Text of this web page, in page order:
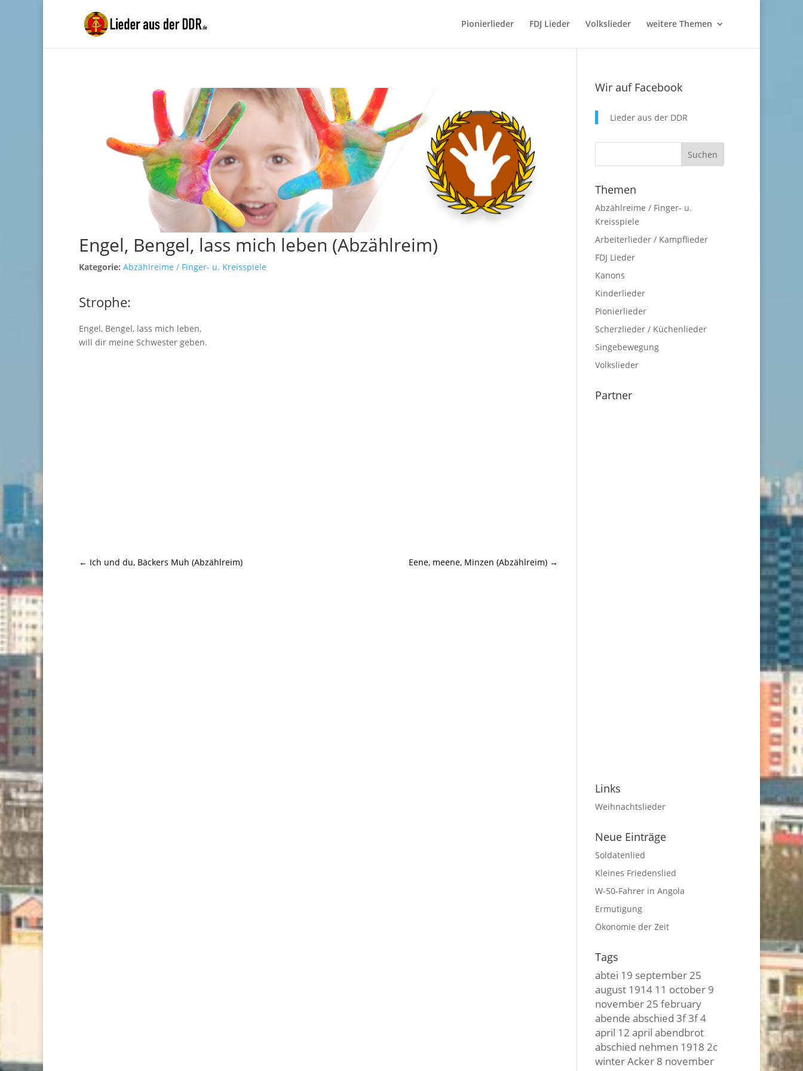
Pionierlieder FDJ Lieder Volkslieder weitere Themen
Engel, Bengel, lass mich leben (Abzählreim)
Kategorie: Abzählreime / Finger- u. Kreisspiele
Strophe:
Engel, Bengel, lass mich leben,
will dir meine Schwester geben.
← Ich und du, Bäckers Muh (Abzählreim) Eene, meene, Minzen (Abzählreim)→
Wir auf Facebook
Lieder aus der DDR
Themen
Abzählreime / Finger- u.
Kreisspiele
Arbeiterlieder / Kampflieder
FDJ Lieder
Kanons
Kinderlieder
Pionierlieder
Scherzlieder / Küchenlieder
Singebewegung
Volkslieder
Partner
Links
Weihnachtslieder
Neue Einträge
Soldatenlied
Kleines Friedenslied
W-50-Fahrer in Angola
Ermutigung
Ökonomie der Zeit
Tags
abtei 19 september25
august 1914 11 october 9
november25 february
abende abschied 3f 3f4
april 12 april abendbrot
abschied nehmen 1918 2c
winterAcker 8 november